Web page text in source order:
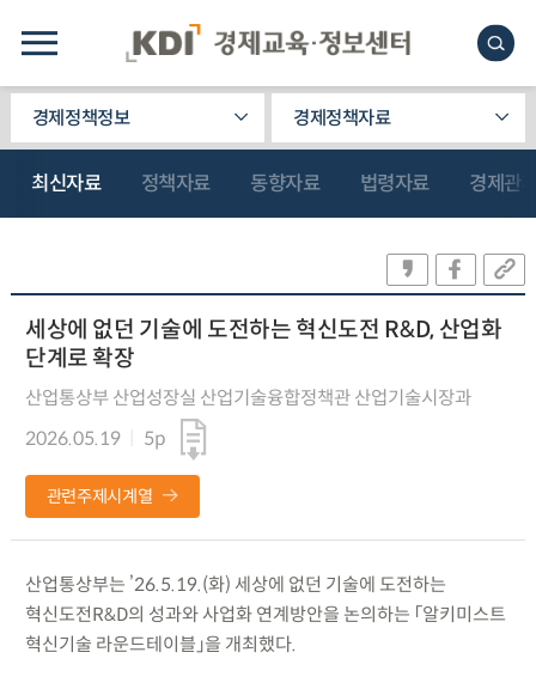
경제정책정보 경제정책자료
최신자료 정책자료 동향자료 법령자료 경제관
세상에 없던 기술에 도전하는 혁신도전 R&D, 산업화
단계로 확장
산업통상부 산업성장실 산업기술융합정책관 산업기술시장과
2026.05.19
5p
관련주제시계열
산업통상부는 ’26.5.19.(화) 세상에 없던 기술에 도전하는
혁신도전R&D의 성과와 사업화 연계방안을 논의하는 「알키미스트
혁신기술 라운드테이블」을 개최했다.